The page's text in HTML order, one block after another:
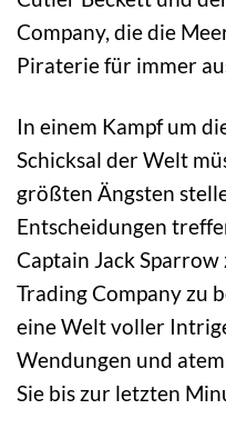
Company, die die
Piraterie für immer
In einem Kampf um
Schicksal der Welt
größten Ängsten
Entscheidungen
Captain Jack
Trading Company zu
eine Welt voller
Wendungen und
Sie bis zur letzten